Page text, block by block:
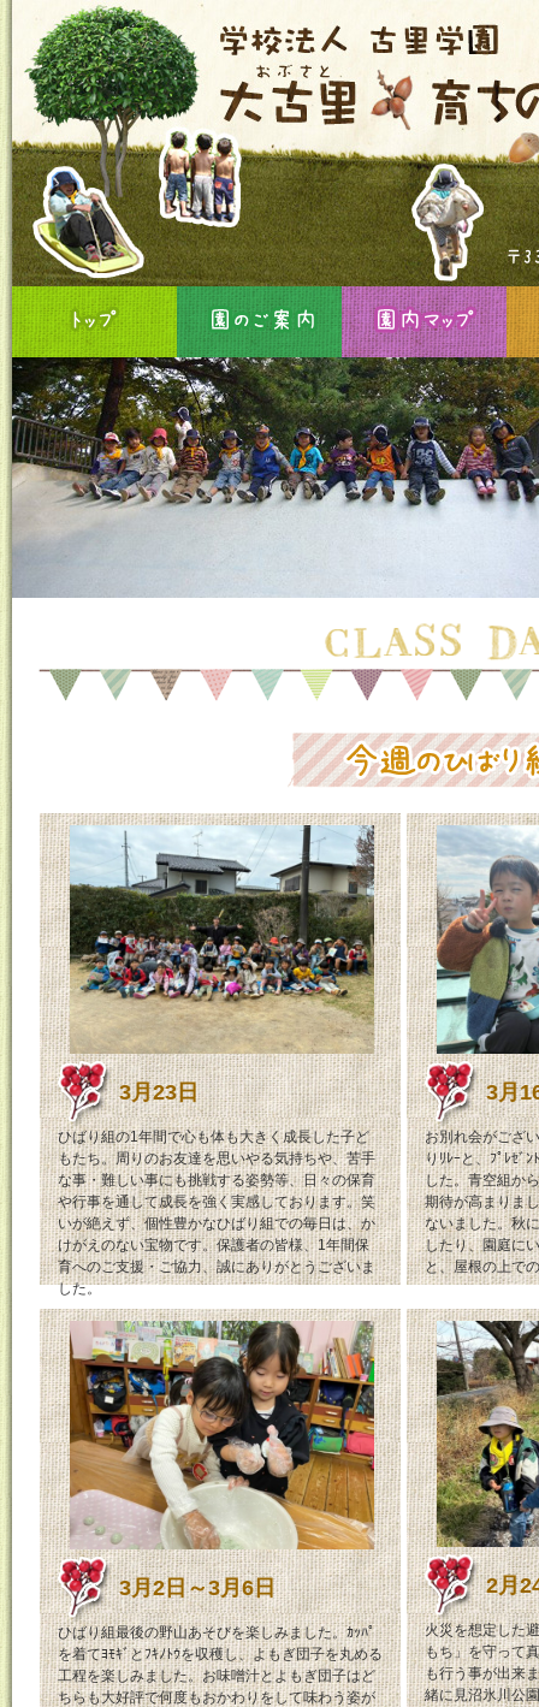
3月23日
ひばり組の1年間で心も体も大きく成長した子ど
もたち。周りのお友達を思いやる気持ちや、苦手
な事・難しい事にも挑戦する姿勢等、日々の保育
や行事を通して成長を強く実感しております。笑
いが絶えず、個性豊かなひばり組での毎日は、か
けがえのない宝物です。保護者の皆様、1年間保
育へのご支援・ご協力、誠にありがとうございま
した。
3月
お別れ会がござ
りﾘﾚｰと、ﾌﾟﾚｾﾞ
した。青空組か
期待が高まりま
ないました。秋
したり、園庭に
と、屋根の上で
3月2日～3月6日
ひばり組最後の野山あそびを楽しみました。ｶｯﾊﾟ
を着てﾖﾓｷﾞとﾌｷﾉﾄｳを収穫し、よもぎ団子を丸める
工程を楽しみました。お味噌汁とよもぎ団子はど
ちらも大好評で何度もおかわりをして味わう姿が
2月
火災を想定した
もち」を守って
も行う事が出来
緒に見沼氷川公